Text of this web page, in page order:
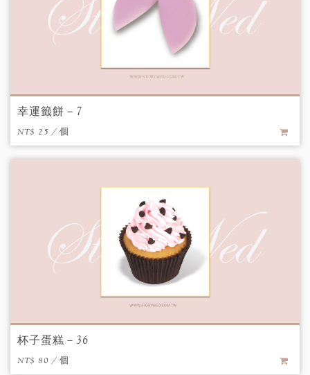
幸運籤餅－7
NT$ 25 / 個
杯子蛋糕－36
NT$ 80 / 個